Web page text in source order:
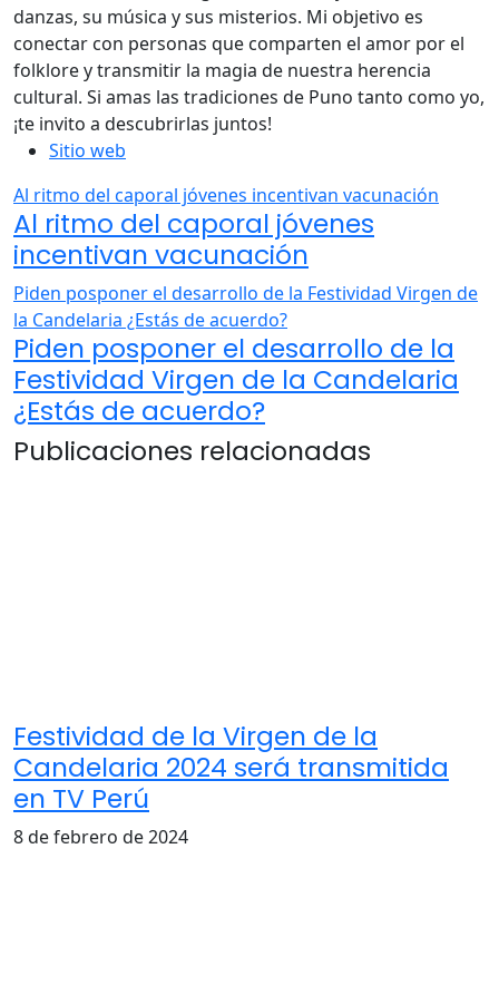
danzas, su música y sus misterios. Mi objetivo es
conectar con personas que comparten el amor por el
folklore y transmitir la magia de nuestra herencia
cultural. Si amas las tradiciones de Puno tanto como yo,
¡te invito a descubrirlas juntos!
Sitio web
Al ritmo del caporal jóvenes incentivan vacunación
Al ritmo del caporal jóvenes
incentivan vacunación
Piden posponer el desarrollo de la Festividad Virgen de
la Candelaria ¿Estás de acuerdo?
Piden posponer el desarrollo de la
Festividad Virgen de la Candelaria
¿Estás de acuerdo?
Publicaciones relacionadas
Festividad de la Virgen de la
Candelaria 2024 será transmitida
en TV Perú
8 de febrero de 2024